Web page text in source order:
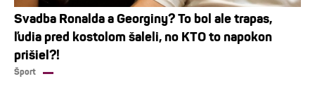
Svadba Ronalda a Georginy? To bol ale trapas,
ľudia pred kostolom šaleli, no KTO to napokon
prišiel?!
Šport